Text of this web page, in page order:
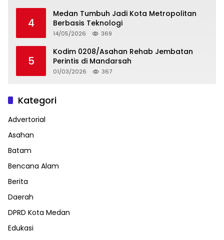
4
Medan Tumbuh Jadi Kota Metropolitan
Berbasis Teknologi
14/05/2026 369
5
Kodim 0208/Asahan Rehab Jembatan
Perintis di Mandarsah
01/03/2026 367
Kategori
Advertorial
Asahan
Batam
Bencana Alam
Berita
Daerah
DPRD Kota Medan
Edukasi